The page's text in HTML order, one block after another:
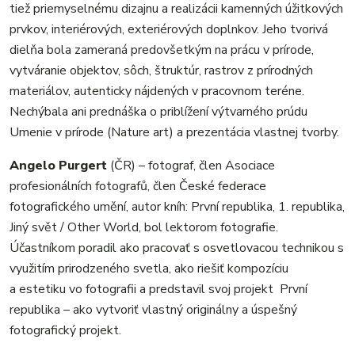
tiež priemyselnému dizajnu a realizácii kamenných úžitkových
prvkov, interiérových, exteriérových doplnkov. Jeho tvorivá
dielňa bola zameraná predovšetkým na prácu v prírode,
vytváranie objektov, sôch, štruktúr, rastrov z prírodných
materiálov, autenticky nájdených v pracovnom teréne.
Nechýbala ani prednáška o priblížení výtvarného prúdu
Umenie v prírode (Nature art) a prezentácia vlastnej tvorby.
Angelo Purgert (ČR) – fotograf, člen Asociace
profesionálních fotografů, člen České federace
fotografického umění, autor kníh: První republika, 1. republika,
Jiný svět / Other World, bol lektorom fotografie.
Účastníkom poradil ako pracovať s osvetlovacou technikou s
využitím prirodzeného svetla, ako riešiť kompozíciu
a estetiku vo fotografii a predstavil svoj projekt První
republika – ako vytvoriť vlastný originálny a úspešný
fotografický projekt.